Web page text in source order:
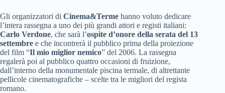
Gli organizzatori di Cinema&Terme hanno voluto dedicare
l’intera rassegna a uno dei più grandi attori e registi italiani:
Carlo Verdone, che sarà l’ospite d’onore della serata del 13
settembre e che incontrerà il pubblico prima della proiezione
del film “Il mio miglior nemico” del 2006. La rassegna
regalerà poi al pubblico quattro occasioni di fruizione,
dall’interno della monumentale piscina termale, di altrettante
pellicole cinematografiche – scelte tra le migliori del regista
romano.